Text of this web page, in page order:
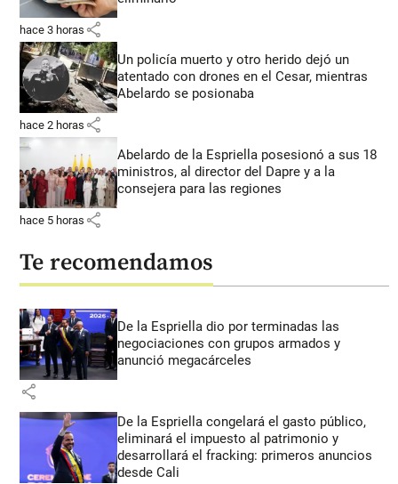
hace 3 horas share
Un policía muerto y otro herido dejó un
atentado con drones en el Cesar, mientras
Abelardo se posionaba
hace 2 horas share
Abelardo de la Espriella posesionó a sus 18
ministros, al director del Dapre y a la
consejera para las regiones
hace 5 horas share
Te recomendamos
De la Espriella dio por terminadas las
negociaciones con grupos armados y
anunció megacárceles
share
De la Espriella congelará el gasto público,
eliminará el impuesto al patrimonio y
desarrollará el fracking: primeros anuncios
desde Cali